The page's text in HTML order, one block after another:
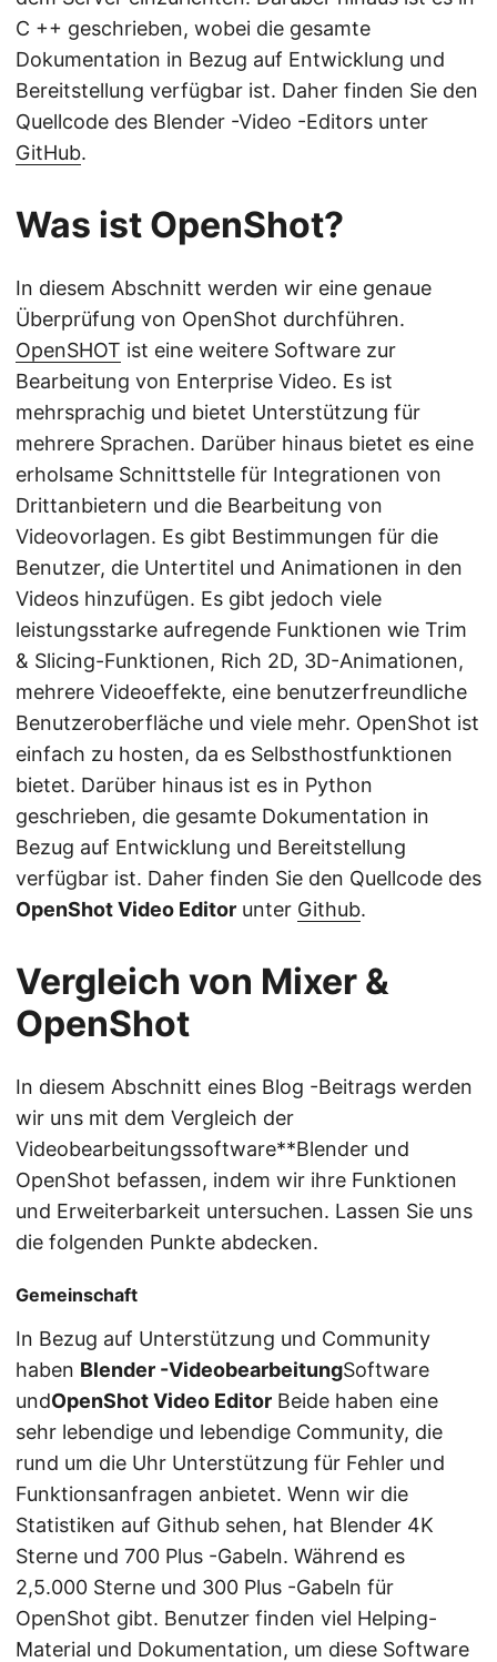
C ++ geschrieben, wobei die gesamte
Dokumentation in Bezug auf Entwicklung und
Bereitstellung verfügbar ist. Daher finden Sie den
Quellcode des Blender -Video -Editors unter
GitHub.
Was ist OpenShot?
In diesem Abschnitt werden wir eine genaue
Überprüfung von OpenShot durchführen.
OpenSHOT ist eine weitere Software zur
Bearbeitung von Enterprise Video. Es ist
mehrsprachig und bietet Unterstützung für
mehrere Sprachen. Darüber hinaus bietet es eine
erholsame Schnittstelle für Integrationen von
Drittanbietern und die Bearbeitung von
Videovorlagen. Es gibt Bestimmungen für die
Benutzer, die Untertitel und Animationen in den
Videos hinzufügen. Es gibt jedoch viele
leistungsstarke aufregende Funktionen wie Trim
& Slicing-Funktionen, Rich 2D, 3D-Animationen,
mehrere Videoeffekte, eine benutzerfreundliche
Benutzeroberfläche und viele mehr. OpenShot ist
einfach zu hosten, da es Selbsthostfunktionen
bietet. Darüber hinaus ist es in Python
geschrieben, die gesamte Dokumentation in
Bezug auf Entwicklung und Bereitstellung
verfügbar ist. Daher finden Sie den Quellcode des
OpenShot Video Editor unter Github.
Vergleich von Mixer &
OpenShot
In diesem Abschnitt eines Blog -Beitrags werden
wir uns mit dem Vergleich der
Videobearbeitungssoftware**Blender und
OpenShot befassen, indem wir ihre Funktionen
und Erweiterbarkeit untersuchen. Lassen Sie uns
die folgenden Punkte abdecken.
Gemeinschaft
In Bezug auf Unterstützung und Community
haben Blender -VideobearbeitungSoftware
undOpenShot Video Editor Beide haben eine
sehr lebendige und lebendige Community, die
rund um die Uhr Unterstützung für Fehler und
Funktionsanfragen anbietet. Wenn wir die
Statistiken auf Github sehen, hat Blender 4K
Sterne und 700 Plus -Gabeln. Während es
2,5.000 Sterne und 300 Plus -Gabeln für
OpenShot gibt. Benutzer finden viel Helping-
Material und Dokumentation, um diese Software